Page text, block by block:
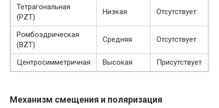
Тетрагональная
(PZT)
Низкая Отсутствует
Ромбоэдрическая
(BZT)
Средняя Отсутствует
Центросимметричная Высокая Присутствует
Механизм смещения и поляризация